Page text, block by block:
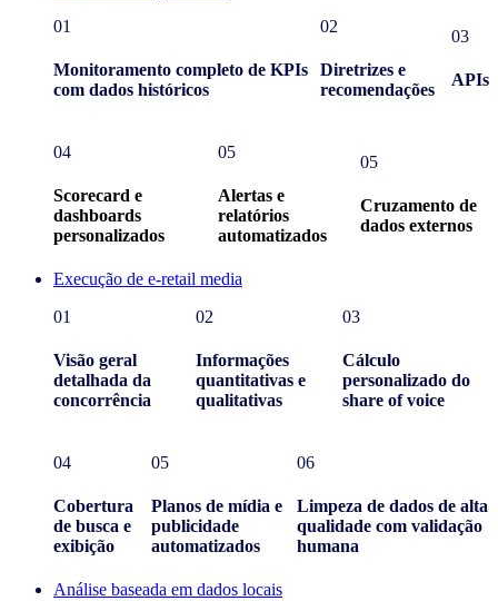
01
Monitoramento completo de KPIs
com dados históricos
02
Diretrizes e
recomendações
03
APIs
04
Scorecard e
dashboards
personalizados
05
Alertas e
relatórios
automatizados
05
Cruzamento de
dados externos
Execução de e-retail media
01
Visão geral
detalhada da
concorrência
02
Informações
quantitativas e
qualitativas
03
Cálculo
personalizado do
share of voice
04
Cobertura
de busca e
exibição
05
Planos de mídia e
publicidade
automatizados
06
Limpeza de dados de alta
qualidade com validação
humana
Análise baseada em dados locais